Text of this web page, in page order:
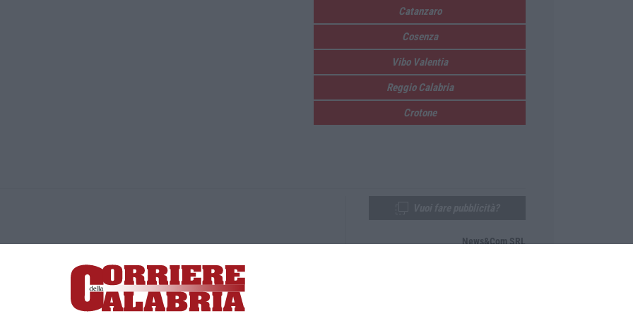
Catanzaro
Cosenza
Vibo Valentia
Reggio Calabria
Crotone
Lamezia Terme (CZ)
responsabile Paola Militano |Privacy
News&Com SRL